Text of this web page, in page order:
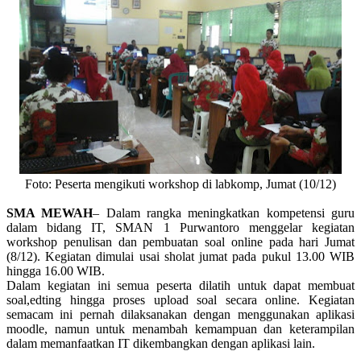
Foto: Peserta mengikuti workshop di labkomp, Jumat (10/12)
SMA MEWAH– Dalam rangka meningkatkan kompetensi guru
dalam bidang IT, SMAN 1 Purwantoro menggelar kegiatan
workshop penulisan dan pembuatan soal online pada hari Jumat
(8/12). Kegiatan dimulai usai sholat jumat pada pukul 13.00 WIB
hingga 16.00 WIB.
Dalam kegiatan ini semua peserta dilatih untuk dapat membuat
soal,edting hingga proses upload soal secara online. Kegiatan
semacam ini pernah dilaksanakan dengan menggunakan aplikasi
moodle, namun untuk menambah kemampuan dan keterampilan
dalam memanfaatkan IT dikembangkan dengan aplikasi lain.